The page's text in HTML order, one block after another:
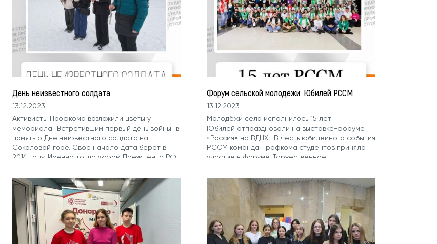
День неизвестного солдата
13.12.2023
Активисты Профкома возложили цветы у
мемориала "Встретившим первый день войны" в
память о Дне неизвестного солдата на
Соколовой горе. Свое начало дата берет в
2014 году. Именно тогда указом Президента РФ
Форум сельской молодежи. Юбилей РССМ
13.12.2023
Молодёжи села исполнилось 15 лет!
Юбилей отпраздновали на выставке-форуме
«Россия» на ВДНХ. В честь юбилейного события
РССМ команда Профкома студентов приняла
участие в форуме. Торжественное